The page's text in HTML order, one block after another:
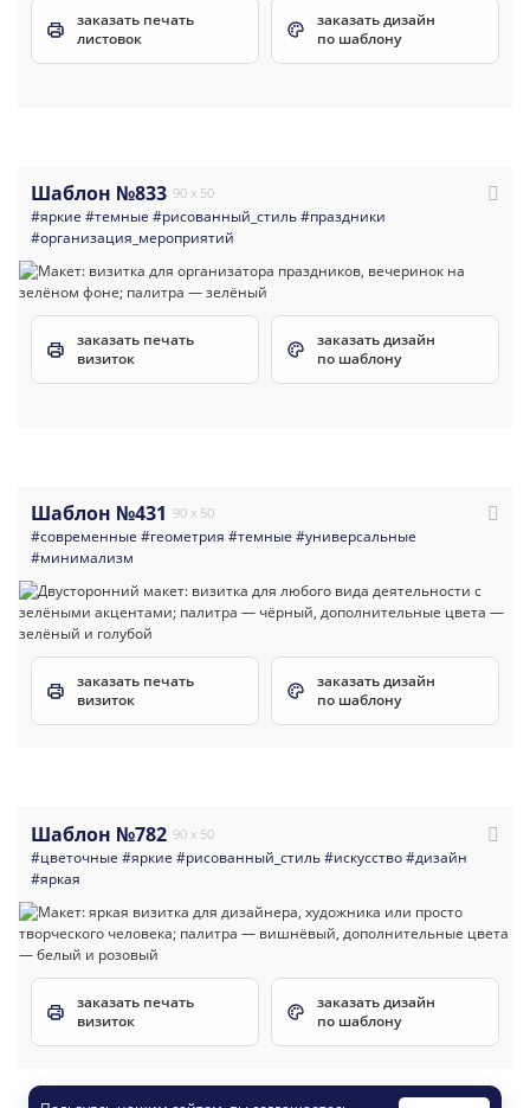
заказать печать
листовок
заказать дизайн
по шаблону
Шаблон №833 90 x 50
#яркие #темные #рисованный_стиль#праздники
#организация_мероприятий
заказать печать
визиток
заказать дизайн
по шаблону
Шаблон №431 90 x 50
#современные #геометрия #темные #универсальные
#минимализм
заказать печать
визиток
заказать дизайн
по шаблону
Шаблон №782 90 x 50
#цветочные #яркие #рисованный_стиль#искусство#дизайн
#яркая
заказать печать
визиток
заказать дизайн
по шаблону